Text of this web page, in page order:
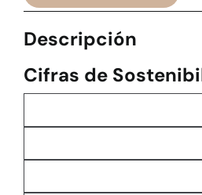
Descripción
Cifras de